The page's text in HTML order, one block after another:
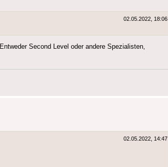
02.05.2022, 18:06
Second Level oder andere Spezialisten,
02.05.2022, 14:47